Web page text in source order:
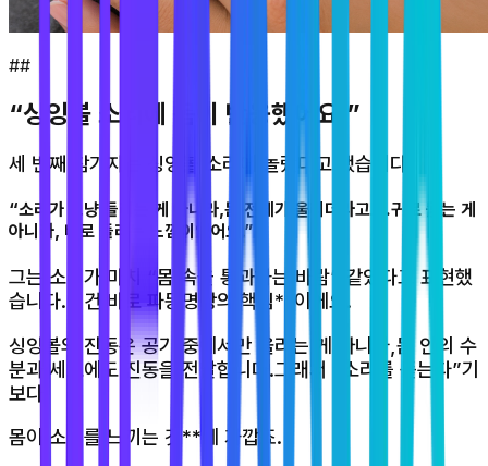
##
“싱잉볼 소리에 몸이 반응했어요.”
세 번째 참가자는 싱잉볼 소리에 놀랐다고 했습니다.
“소리가 그냥 들리는 게 아니라,몸 전체가 울리더라고요.귀로 듣는 게
아니라, 배로 들리는 느낌이었어요.”
그는 소리가 마치 “몸 속을 통과하는 바람” 같았다고 표현했
습니다.이건 바로 파동명상의 핵심**이에요.
싱잉볼의 진동은 공기 중에서만 울리는 게 아니라,몸 안의 수
분과 세포에도 진동을 전달합니다.그래서 “소리를 듣는다”기
보다,
몸이 소리를 느끼는 것**에 가깝죠.